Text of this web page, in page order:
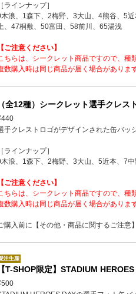
［ラインナップ］
浪、1森下、2梅野、3大山、4熊谷、5
上、47桐敷、50富田、58前川、65湯浅
【ご注意ください】
ちらは、シークレット商品ですので、種
数購入時は同じ商品が届く場合がありま
（全12種）シークレット選手クレス
手クレストロゴがデザインされた缶バッ
［ラインナップ］
浪、1森下、2梅野、3大山、5近本、7
【ご注意ください】
ちらは、シークレット商品ですので、種
数購入時は同じ商品が届く場合がありま
購入前に【その他・商品に関するご注意
【T-SHOP限定】STADIUM